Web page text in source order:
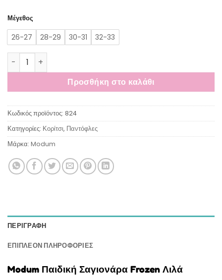
Μέγεθος
26-27 28-29 30-31 32-33
Modum Παιδική Σαγιονάρα Frozen Λιλά ποσότητα
Προσθήκη στο καλάθι
Κωδικός προϊόντος: 824
Κατηγορίες: Κορίτσι, Παντόφλες
Μάρκα: Modum
ΠΕΡΙΓΡΑΦΉ
ΕΠΙΠΛΈΟΝ ΠΛΗΡΟΦΟΡΊΕΣ
Modum Παιδική Σαγιονάρα Frozen Λιλά